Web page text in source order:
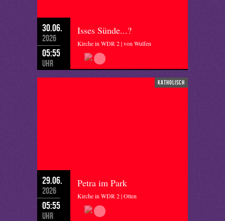
30.06.
2026
05:55
Uhr
Isses Sünde...?
Kirche in WDR 2 | von Wulfen
katholisch
29.06.
2026
05:55
Uhr
Petra im Park
Kirche in WDR 2 | Otten